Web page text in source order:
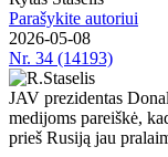
Parašykite autoriui
2026-05-08
Nr. 34 (14193)
JAV prezidentas
medijoms pareiškė,
prieš Rusiją jau